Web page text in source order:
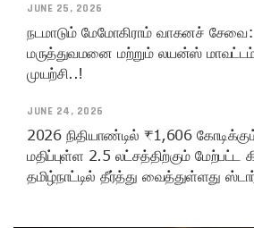
JUNE 25, 2026
நடமாடும் மேமோகிராம் வாகனச்
மருத்துவமனை மற்றும் லயன்ஸ்
முயற்சி..!
JUNE 24, 2026
2026 நிதியாண்டில் ₹1,606
மதிப்புள்ள 2.5 லட்சத்திற்கும்
தமிழ்நாட்டில் தீர்த்து வைத்துள்ளது